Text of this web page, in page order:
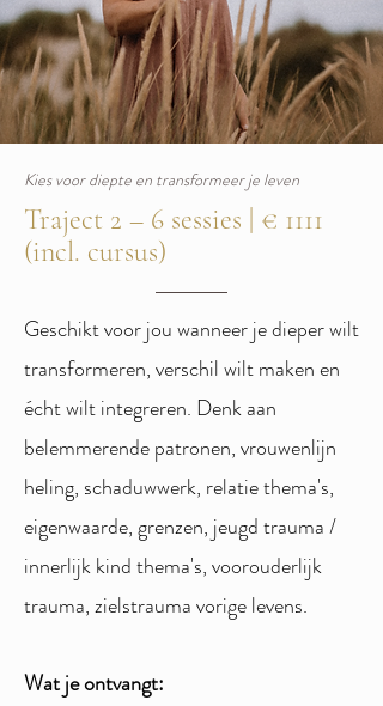
Kies voor diepte en transformeer je leven
Traject 2 – 6 sessies | € 1111
(incl. cursus)
​Geschikt voor jou wanneer je dieper wilt
transformeren, verschil wilt maken en
écht wilt integreren. Denk aan
belemmerende patronen, vrouwenlijn
heling, schaduwwerk, relatie thema's,
eigenwaarde, grenzen, jeugd trauma /
innerlijk kind thema's, voorouderlijk
trauma, zielstrauma vorige levens.
Wat je ontvangt: